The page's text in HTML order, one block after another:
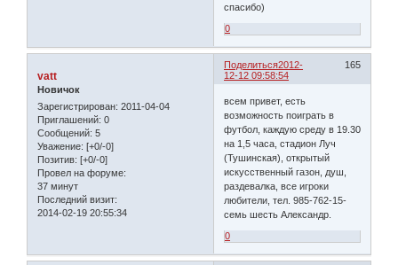
спасибо)
0
Поделиться 165
2012-
12-12 09:58:54
vatt
Новичок
Зарегистрирован: 2011-04-04
Приглашений: 0
Сообщений: 5
Уважение: [+0/-0]
Позитив: [+0/-0]
Провел на форуме:
37 минут
Последний визит:
2014-02-19 20:55:34
всем привет, есть
возможность поиграть в
футбол, каждую среду в 19.30
на 1,5 часа, стадион Луч
(Тушинская), открытый
искусственный газон, душ,
раздевалка, все игроки
любители, тел. 985-762-15-
семь шесть Александр.
0